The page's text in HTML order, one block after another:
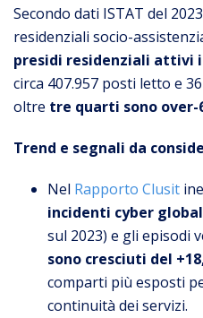
Secondo dati ISTAT del
residenziali socio-
presidi residenziali attivi
circa 407.957 posti letto e
oltre tre quarti sono over-
Trend e segnali da
Nel Rapporto Clusit
incidenti cyber
sul 2023) e gli episodi
sono cresciuti del
comparti più esposti
continuità dei servizi.